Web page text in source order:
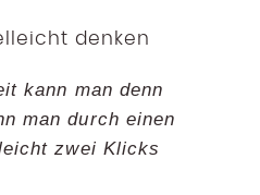
denken
kann man denn
man durch einen
zwei Klicks